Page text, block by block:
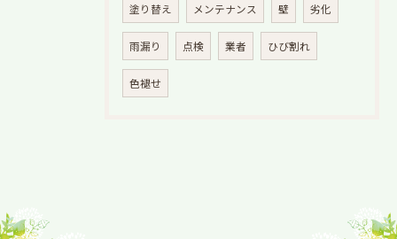
塗り替え メンテナンス 壁 劣化
雨漏り 点検 業者 ひび割れ
色褪せ